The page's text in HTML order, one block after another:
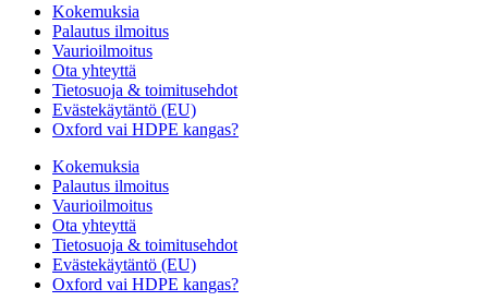
Kokemuksia
Palautus ilmoitus
Vaurioilmoitus
Ota yhteyttä
Tietosuoja & toimitusehdot
Evästekäytäntö (EU)
Oxford vai HDPE kangas?
Kokemuksia
Palautus ilmoitus
Vaurioilmoitus
Ota yhteyttä
Tietosuoja & toimitusehdot
Evästekäytäntö (EU)
Oxford vai HDPE kangas?